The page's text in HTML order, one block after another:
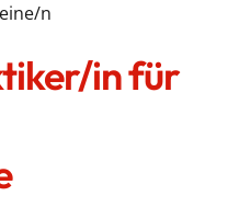
n
in für